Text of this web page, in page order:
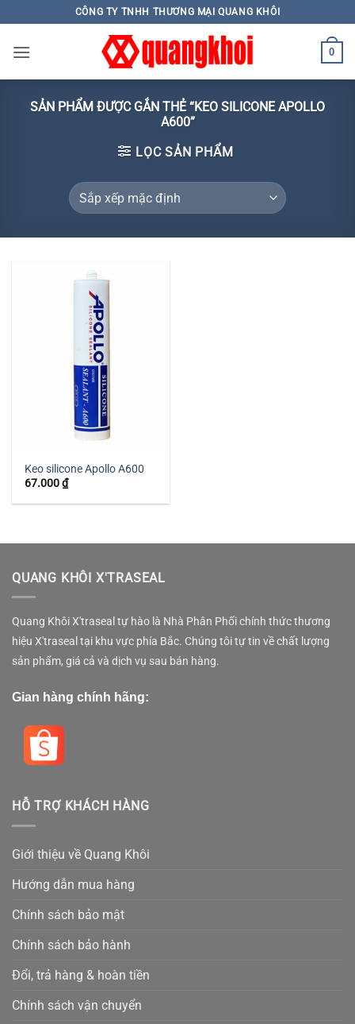
to
content
CÔNG TY TNHH THƯƠNG MẠI QUANG KHÔI
0
SẢN PHẨM ĐƯỢC GẮN THẺ “KEO SILICONE APOLLO
A600”
LỌC SẢN PHẨM
Keo silicone Apollo A600
67.000₫
QUANG KHÔI X'TRASEAL
Quang Khôi X'traseal tự hào là Nhà Phân Phối chính thức thương
hiệu X'traseal tại khu vực phía Bắc. Chúng tôi tự tin về chất lượng
sản phẩm, giá cả và dịch vụ sau bán hàng.
Gian hàng chính hãng:
HỖ TRỢ KHÁCH HÀNG
Giới thiệu về Quang Khôi
Hướng dẫn mua hàng
Chính sách bảo mật
Chính sách bảo hành
Đổi, trả hàng & hoàn tiền
Chính sách vận chuyển